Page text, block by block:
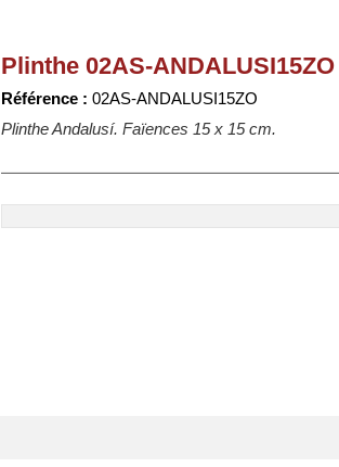
Plinthe 02AS-ANDALUSI15ZO
Référence : 02AS-ANDALUSI15ZO
Plinthe Andalusí. Faïences 15 x 15 cm.